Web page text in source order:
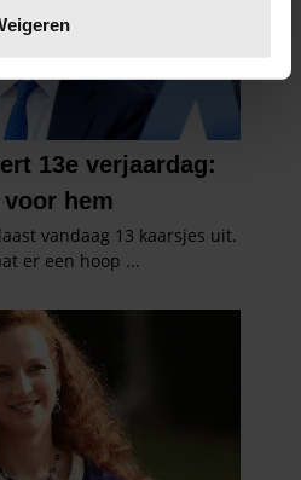
in het
content en advertenties te
voor social media te bieden
te analyseren. Ook delen we
adverteren en analyse. Deze
verstrekt of die ze hebben
gebruik van hun services. U
als u onze website blijft